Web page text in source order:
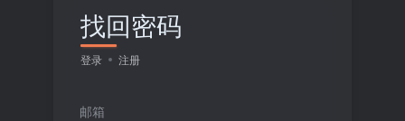
找回密码
登录 注册
邮箱